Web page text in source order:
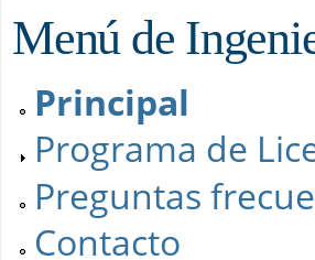
Menú de
Principal
Programa de
Preguntas
Contacto